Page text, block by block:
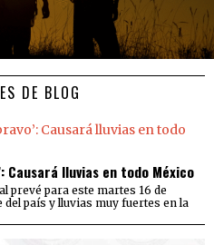
DE BLOG
Causará lluvias en todo México
prevé para este martes 16 de
país y lluvias muy fuertes en la